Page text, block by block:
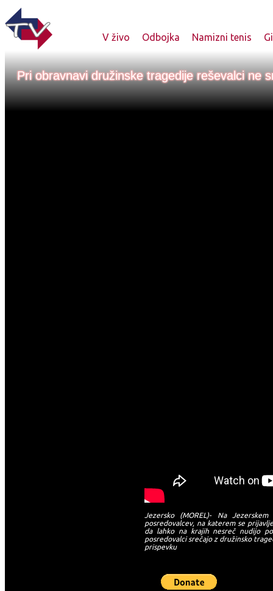
V živo Odbojka Namizni tenis
Pri obravnavi družinske tragedije reševalci ne
Jezersko (MOREL)- Na
posredovalcev, na katerem se
da lahko na krajih nesreč nudijo
posredovalci srečajo z družinsko
prispevku